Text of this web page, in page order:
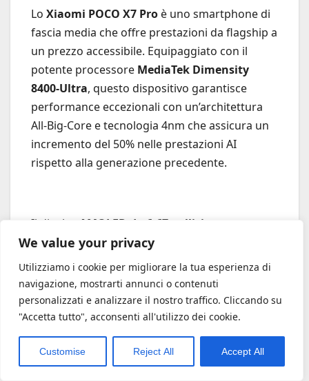
We value your privacy
Utilizziamo i cookie per migliorare la tua esperienza di
navigazione, mostrarti annunci o contenuti
personalizzati e analizzare il nostro traffico. Cliccando su
"Accetta tutto", acconsenti all'utilizzo dei cookie.
Customise Reject All Accept All
Lo Xiaomi POCO X7 Pro è uno smartphone di
fascia media che offre prestazioni da flagship a
un prezzo accessibile. Equipaggiato con il
potente processore MediaTek Dimensity
8400-Ultra, questo dispositivo garantisce
performance eccezionali con un’architettura
All-Big-Core e tecnologia 4nm che assicura un
incremento del 50% nelle prestazioni AI
rispetto alla generazione precedente.
Il display
AMOLED da 6.67 pollici con
risoluzione 1.5Ke refresh rate di 120Hz offre
immagini nitide e fluide, perfetto per gaming e
contenuti multimediali. Protetto dal
Glass 7i, lo schermo garantisce luminosità
elevata anche sotto la luce diretta del sole.
stabilizzazione ottica OISpermette di